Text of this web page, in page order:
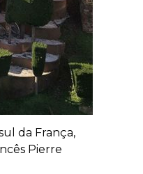
da França,
Pierre